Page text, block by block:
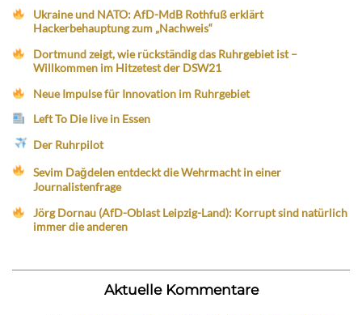
Ukraine und NATO: AfD-MdB Rothfuß erklärt
Hackerbehauptung zum „Nachweis“
Dortmund zeigt, wie rückständig das Ruhrgebiet ist –
Willkommen im Hitzetest der DSW21
Neue Impulse für Innovation im Ruhrgebiet
Left To Die live in Essen
Der Ruhrpilot
Sevim Dağdelen entdeckt die Wehrmacht in einer
Journalistenfrage
Jörg Dornau (AfD-Oblast Leipzig-Land): Korrupt sind natürlich
immer die anderen
Aktuelle Kommentare